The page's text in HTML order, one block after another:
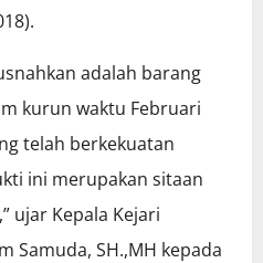
adalah barang
kurun waktu Februari
telah berkekuatan
ini merupakan sitaan
ujar Kepala Kejari
Samuda, SH.,MH kepada